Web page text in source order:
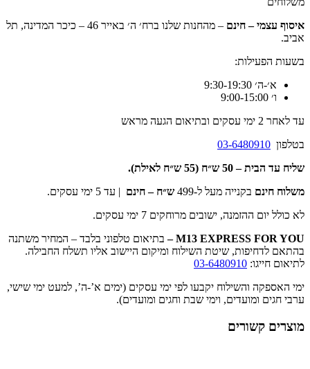
איסוף עצמי – חינם
– מהחנות שלנו ברח׳ ה׳ באייר 46 – כיכר המדינה, תל
אביב.
בשעות הפעילות:
א׳-ה׳ 9:30-19:30
ו׳ 9:00-15:00
עד לאחר 2 ימי עסקים ובתיאום הגעה מראש
בטלפון 03-6480910
שליח עד הבית –50 ש״ח (55 ש״ח לאילת).
משלוח חינם בקנייה מעל ל-499 ש״ח – חינם | עד 5 ימי עסקים.
לא כולל יום ההזמנה, ישובים מרוחקים 7 ימי עסקים.
M13 EXPRESS FOR YOU
–בתיאום טלפוני בלבד – המחיר משתנה
בהתאם לדחיפות, שיטת השילוח ומיקום היישוב אליו תשלח החבילה.
לתיאום חייגו: 03-6480910
ימי האספקה והשילוח יקבעו לפי ימי עסקים (ימים א’-ה’, למעט ימי שישי,
ערבי חגים ומועדים, וימי שבת וחגים ומועדים).
מוצרים קשורים